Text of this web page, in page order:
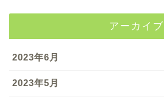
アーカイブ
2023年6月
2023年5月